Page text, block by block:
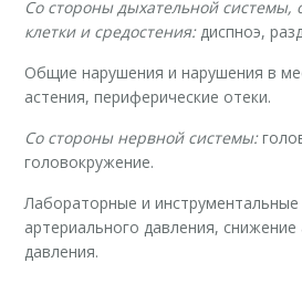
Со стороны дыхательной системы,
клетки и средостения:диспноэ,
Общие нарушения и нарушения в
астения, периферические отеки.
Со стороны нервной системы:
головокружение.
Лабораторные и
артериального давления, снижение
давления.